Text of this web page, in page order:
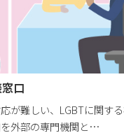
口
が難しい、LGBTに関す
外部の専門機関と…